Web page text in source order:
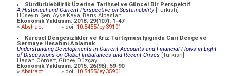
Ekonomik Yaklasim. 2012; 23(83): 69-91
» Abstract » doi:10.5455/ey.34098
Sürdürülebilirlik Üzerine Tarihsel ve Güncel Bir Perspektif
A Historical and Current Perspective on Sustainability[Turkish]
Hüseyin Şen, Ayşe Kaya, Barış Alpaslan
Ekonomik Yaklasim. 2018; 29(107): 1-47
» Abstract » doi: 10.5455/ey.39101
Küresel Dengesizlikler ve Kriz Tartışması Işığında Cari Denge ve
Sermaye Hesabını Anlamak
Understanding Developments in Current Accounts and Financial Flows in Light
of Discussions on Global Imbalances and Recent Crises [Turkish]
Hasan Cömert, Güney Düzçay
Ekonomik Yaklasim. 2015; 26(96): 59-90
» Abstract » doi: 10.5455/ey.35901